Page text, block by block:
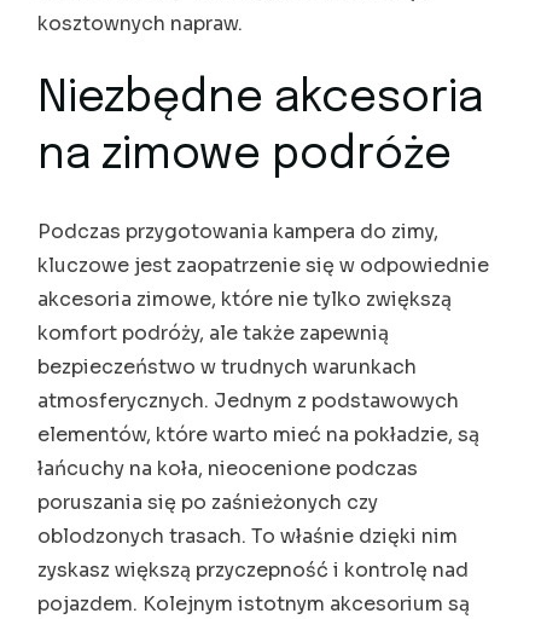
kosztownych napraw.
Niezbędne akcesoria
na zimowe podróże
Podczas przygotowania kampera do zimy,
kluczowe jest zaopatrzenie się w odpowiednie
akcesoria zimowe, które nie tylko zwiększą
komfort podróży, ale także zapewnią
bezpieczeństwo w trudnych warunkach
atmosferycznych. Jednym z podstawowych
elementów, które warto mieć na pokładzie, są
łańcuchy na koła, nieocenione podczas
poruszania się po zaśnieżonych czy
oblodzonych trasach. To właśnie dzięki nim
zyskasz większą przyczepność i kontrolę nad
pojazdem. Kolejnym istotnym akcesorium są